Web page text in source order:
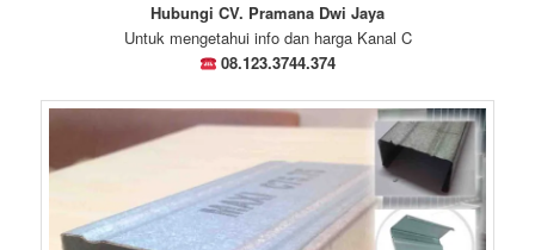
Hubungi CV. Pramana Dwi Jaya
Untuk mengetahui info dan harga Kanal C
08.123.3744.374